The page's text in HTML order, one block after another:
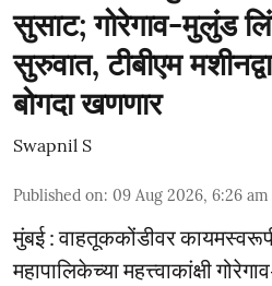
सुसाट; गोरेगाव-मुलुंड
सुरुवात, टीबीएम
बोगदा खणणार
Swapnil S
Published on: 09 Aug 2026, 6:26 am
मुंबई : वाहतूककोंडीवर
महापालिकेच्या महत्त्वाकांक्षी